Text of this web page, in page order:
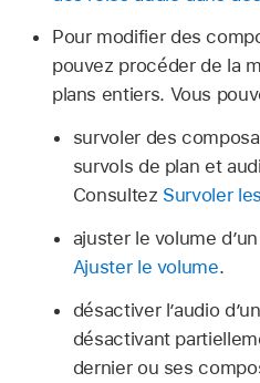
Pour modifier des
pouvez procéder de la
plans entiers. Vous
survoler des
survols de plan et
Consultez Survoler
ajuster le volume
Ajuster le volume.
désactiver l’audio
désactivant
dernier ou ses